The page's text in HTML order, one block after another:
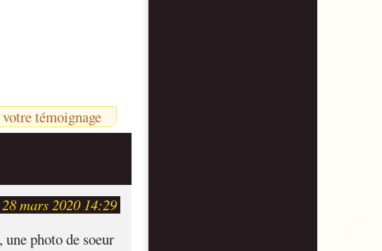
témoignage
28 mars 2020 14:29
photo de soeur